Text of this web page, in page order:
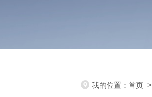
我的位置： 首页 >